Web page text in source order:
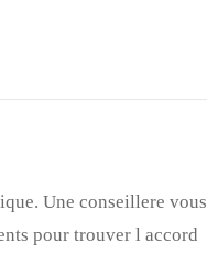
Une conseillere vous
pour trouver l accord